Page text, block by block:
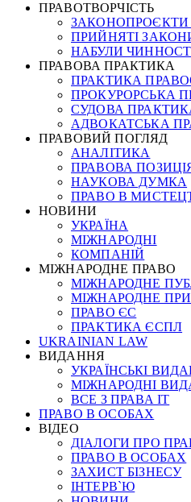
ПРАВОТВОРЧІСТЬ
ЗАКОНОПРОЄКТИ
ПРИЙНЯТІ
НАБУЛИ
ПРАВОВА ПРАКТИКА
ПРАКТИКА
ПРОКУРОРСЬКА
СУДОВА
АДВОКАТСЬКА
ПРАВОВИЙ ПОГЛЯД
АНАЛІТИКА
ПРАВОВА
НАУКОВА ДУМКА
ПРАВО В
НОВИНИ
УКРАЇНА
МІЖНАРОДНІ
КОМПАНІЙ
МІЖНАРОДНЕ ПРАВО
МІЖНАРОДНЕ
МІЖНАРОДНЕ
ПРАВО ЄС
ПРАКТИКА ЄСПЛ
UKRAINIAN LAW
ВИДАННЯ
УКРАЇНСЬКІ
МІЖНАРОДНІ
ВСЕ З ПРАВА ІТ
ПРАВО В ОСОБАХ
ВІДЕО
ДІАЛОГИ ПРО
ПРАВО В ОСОБАХ
ЗАХИСТ БІЗНЕСУ
ІНТЕРВ`Ю